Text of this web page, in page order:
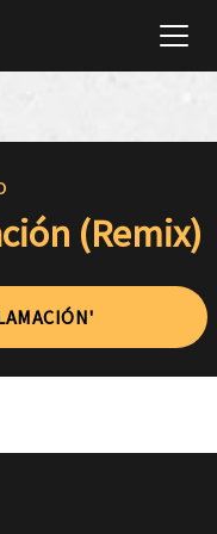
(Remix)